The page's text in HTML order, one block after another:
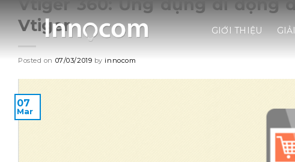
GIỚI THIỆU
Vtiger 360: Ứng dụng di động
Vtiger
Posted on 07/03/2019 by innocom
07
Mar